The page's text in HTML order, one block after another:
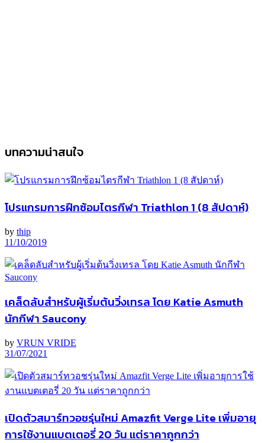
บทความน่าสนใจ
โปรแกรมการฝึกซ้อมไตรกีฬา Triathlon 1 (8 สัปดาห์)
by thip
11/10/2019
เคล็ดลับสําหรับผู้เริ่มต้นวิ่งเทรล โดย Katie Asmuth
นักกีฬา Saucony
by VRUN VRIDE
31/07/2021
เปิดตัวสมาร์ทวอชรุ่นใหม่ Amazfit Verge Lite เพิ่มอายุ
การใช้งานแบตเตอรี่ 20 วัน แต่ราคาถูกกว่า